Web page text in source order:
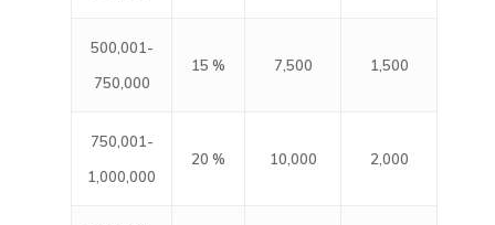
500,001-
750,000
15 % 7,500 1,500
750,001-
1,000,000
20 % 10,000 2,000